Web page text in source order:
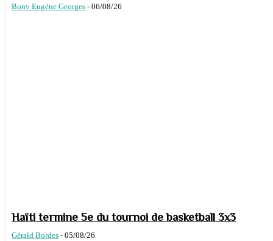
Bony Eugène Georges - 06/08/26
Haïti termine 5e du tournoi de basketball 3x3
Gérald Bordes - 05/08/26